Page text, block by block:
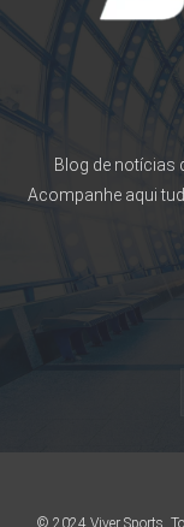
Blog de notícias
Acompanhe aqui